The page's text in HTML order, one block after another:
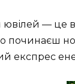
ювілей — це
починаєш
експрес